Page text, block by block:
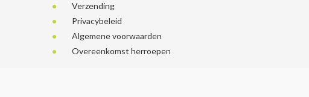
Verzending
Privacybeleid
Algemene voorwaarden
Overeenkomst herroepen